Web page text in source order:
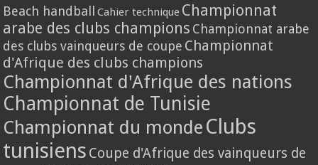
Beach handball Cahier technique Championnat
arabe des clubs champions Championnat arabe
des clubs vainqueurs de coupe Championnat
d'Afrique des clubs champions
Championnat d'Afrique des nations
Championnat de Tunisie
Championnat du monde Clubs
tunisiens Coupe d'Afrique des vainqueurs de